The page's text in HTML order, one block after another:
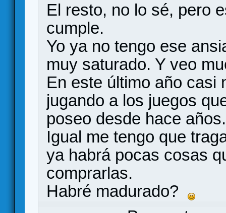
El resto, no lo sé, pero
cumple.
Yo ya no tengo ese
muy saturado. Y veo
En este último año casi
jugando a los juegos
poseo desde hace años.
Igual me tengo que
ya habrá pocas cosas
comprarlas.
Habré madurado?